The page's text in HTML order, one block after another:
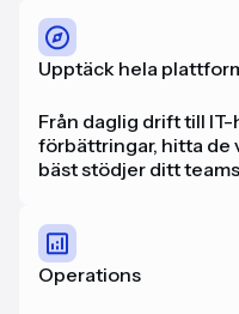
Upptäck hela
Från daglig drift till
förbättringar, hitta de
bäst stödjer ditt
Operations